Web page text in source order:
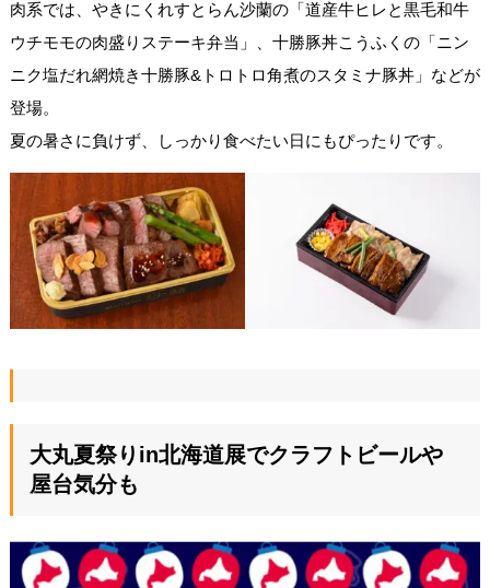
肉系では、やきにくれすとらん沙蘭の「道産牛ヒレと黒毛和牛
ウチモモの肉盛りステーキ弁当」、十勝豚丼こうふくの「ニン
ニク塩だれ網焼き十勝豚&トロトロ角煮のスタミナ豚丼」などが
登場。
夏の暑さに負けず、しっかり食べたい日にもぴったりです。
大丸夏祭りin北海道展でクラフトビールや
屋台気分も